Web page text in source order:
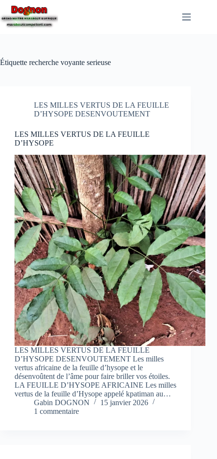
Étiquette recherche voyante serieuse
LES MILLES VERTUS DE LA FEUILLE
D’HYSOPE DESENVOUTEMENT
LES MILLES VERTUS DE LA FEUILLE
D’HYSOPE
LES MILLES VERTUS DE LA FEUILLE
D’HYSOPE DESENVOUTEMENT Les milles
vertus africaine de la feuille d’hysope et le
désenvoûtent de l’âme pour faire briller vos étoiles.
LA FEUILLE D’HYSOPE AFRICAINE Les milles
vertus de la feuille d’Hysope appelé kpatiman au…
Gabin DOGNON
15 janvier 2026
1 commentaire